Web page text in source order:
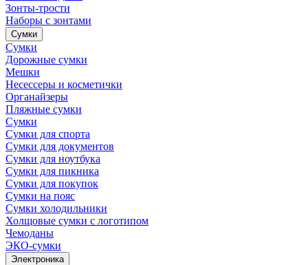
Зонты-трости
Наборы с зонтами
Сумки
Сумки
Дорожные сумки
Мешки
Несессеры и косметички
Органайзеры
Пляжные сумки
Сумки
Сумки для спорта
Сумки для документов
Сумки для ноутбука
Сумки для пикника
Сумки для покупок
Сумки на пояс
Сумки холодильники
Холщовые сумки с логотипом
Чемоданы
ЭКО-сумки
Электроника